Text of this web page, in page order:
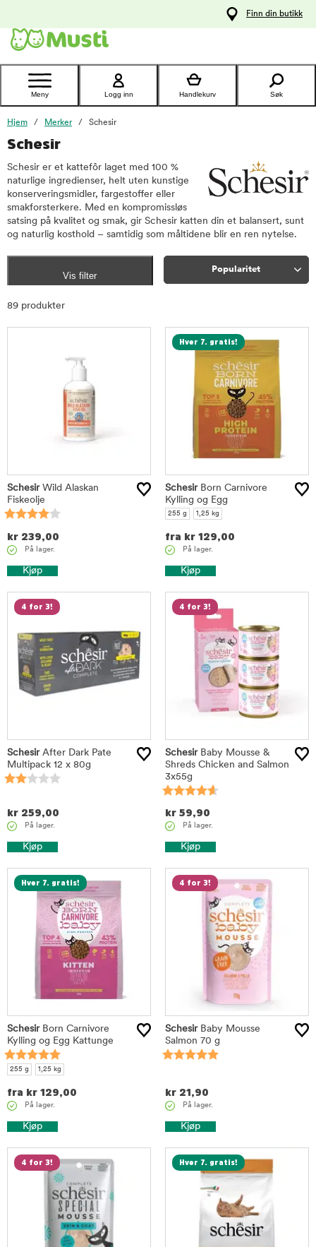
Kontakt
kundeservice
Finn din butikk
Meny Logg inn Handlekurv Søk
Hjem Merker Schesir
Schesir
Schesir er et kattefôr laget med 100 %
naturlige ingredienser, helt uten kunstige
konserveringsmidler, fargestoffer eller
smakforsterkere. Med en kompromissløs
satsing på kvalitet og smak, gir Schesir katten din et balansert, sunt
og naturlig kosthold – samtidig som måltidene blir en ren nytelse.
Vis filter
Popularitet
89 produkter
SchesirWild Alaskan
Fiskeolje
kr 239,00
På lager.
Kjøp
Hver 7. gratis!
SchesirBorn Carnivore
Kylling og Egg
255 g 1,25 kg
fra kr 129,00
På lager.
Kjøp
4 for 3!
SchesirAfter Dark Pate
Multipack 12 x 80g
kr 259,00
På lager.
Kjøp
4 for 3!
SchesirBaby Mousse &
Shreds Chicken and Salmon
3x55g
kr 59,90
På lager.
Kjøp
Hver 7. gratis!
SchesirBorn Carnivore
Kylling og Egg Kattunge
255 g 1,25 kg
fra kr 129,00
På lager.
Kjøp
4 for 3!
SchesirBaby Mousse
Salmon 70 g
kr 21,90
På lager.
Kjøp
4 for 3! Hver 7. gratis!